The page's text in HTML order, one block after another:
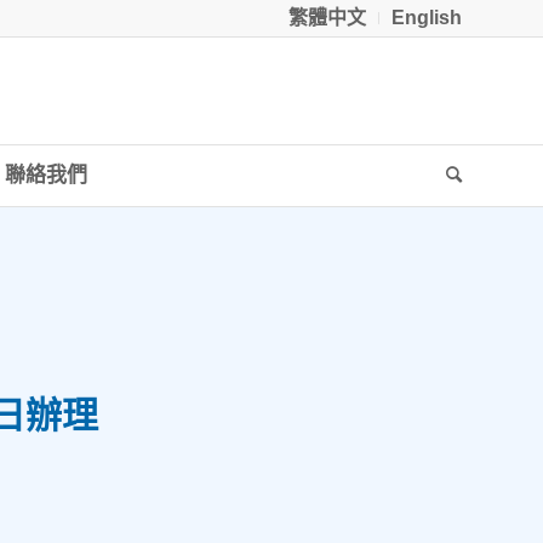
繁體中文 English
聯絡我們
辦理